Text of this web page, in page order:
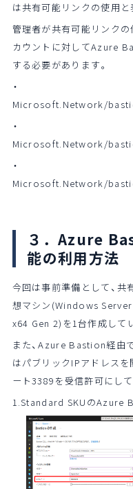
は共有可能リンクの使用と
管理者が共有可能リンク
カウントに対してAzure
する必要があります。
・
Microsoft.Network/
・
Microsoft.Network/
・
Microsoft.Network/
３．Azure
能の利用方法
今回は事前準備として、
想マシン(Windows
x64 Gen 2)を1台作成して
また、Azure Bastion経由
はパブリックIPアドレスを
ート3389を受信許可にして
1.Standard SKUのAzure